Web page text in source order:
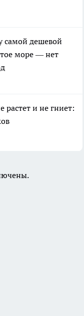
самой дешевой
море — нет
растет и не гниет: